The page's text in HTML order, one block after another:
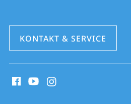
KONTAKT & SERVICE
Media